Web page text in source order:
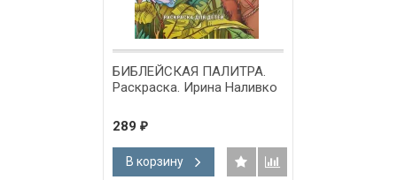
БИБЛЕЙСКАЯ ПАЛИТРА.
Раскраска. Ирина Наливко
289 ₽
В корзину